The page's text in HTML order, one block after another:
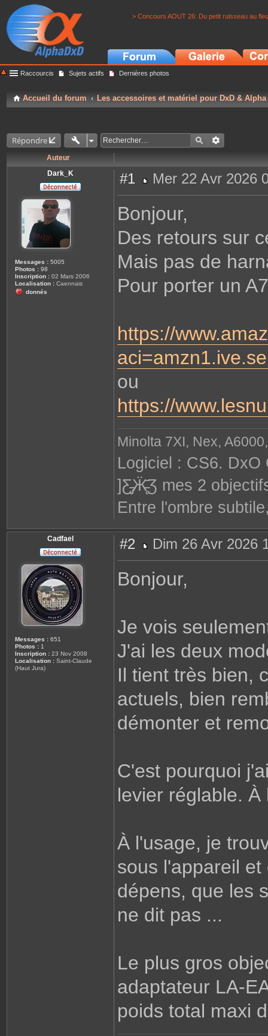
> Concours AOUT 26: Du petit ruisseau au
Raccourcis Sujets actifs Dernières photos
Accueil du forum Les accessoires et matériel pour DxD & Alpha
Répondre
Auteur
Dark_K
Messages : 5005
Photos : 98
Inscription : 02 Mars 2006
Localisation : Caennais
donnés
#1
e
g
Mer 22 Avr 2026
Bonjour,
Des retours sur
Mais pas de
Pour porter un
https://
ou
https://
Minolta 7XI, Nex,
Logiciel : CS6. DxO
]Ƹ̵̡Ӝ̵̨̄Ʒ mes 2
Entre l'ombre
Cadfael
Messages : 651
Photos : 1
Inscription : 23 Nov 2008
Localisation : Saint-Claude
(Haut Jura)
#2
e
g
Dim 26 Avr 2026
Bonjour,
Je vois
J'ai les deux
Il tient très bien,
actuels, bien
démonter et
C'est pourquoi
levier réglable.
À l'usage, je
sous l'appareil
dépens, que les
ne dit pas ...
Le plus gros
adaptateur LA-
poids total maxi